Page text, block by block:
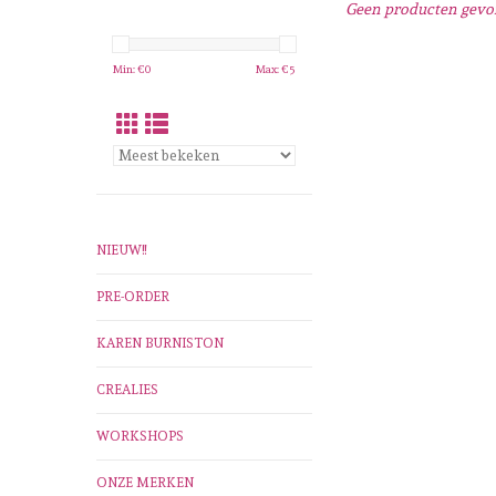
Min: €0 Max: €5
NIEUW!!
PRE-ORDER
KAREN BURNISTON
CREALIES
WORKSHOPS
ONZE MERKEN
Geen producten